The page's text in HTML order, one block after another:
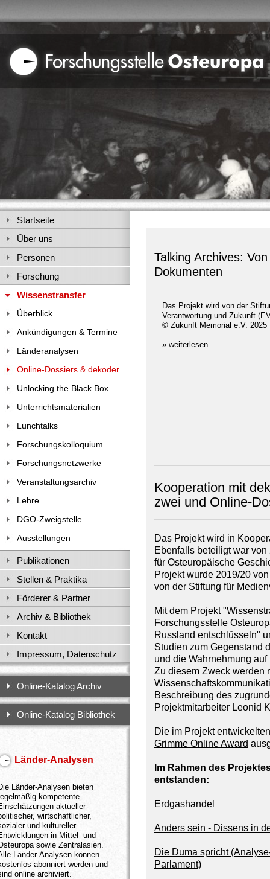
Talking Archives:
Dokumenten
Das Projekt wird von der
Verantwortung und Zukunft
© Zukunft Memorial e.V. 2025
» weiterlesen
Kooperation mit
zwei und Online-
Das Projekt wird in
Ebenfalls beteiligt war
für Osteuropäische
Projekt wurde 2019/20
von der Stiftung für
Mit dem Projekt
Forschungsstelle
Russland entschlüsseln"
Studien zum Gegenstand
und die Wahrnehmung
Zu diesem Zweck werden
Beschreibung des
Projektmitarbeiter Leonid
Die im Projekt
Grimme Online Award
Im Rahmen des
entstanden:
Erdgashandel
Anders sein - Dissens in
Die Duma spricht
Parlament)
Startseite
Über uns
Personen
Forschung
Wissenstransfer
Überblick
Ankündigungen & Termine
Länderanalysen
Online-Dossiers & dekoder
Unlocking the Black Box
Unterrichtsmaterialien
Lunchtalks
Forschungskolloquium
Forschungsnetzwerke
Veranstaltungsarchiv
Lehre
DGO-Zweigstelle
Ausstellungen
Publikationen
Stellen & Praktika
Förderer & Partner
Archiv & Bibliothek
Kontakt
Impressum, Datenschutz
Online-Katalog Archiv
Online-Katalog Bibliothek
Länder-Analysen
Länder-Analysen bieten
kompetente
aktueller
wirtschaftlicher,
und kultureller
in Mittel- und
sowie Zentralasien.
Länder-Analysen können
abonniert werden und
online archiviert.